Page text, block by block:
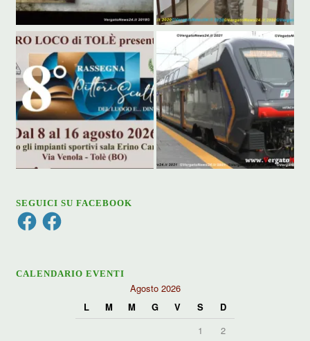
SEGUICI SU FACEBOOK
FacebookFacebook
CALENDARIO EVENTI
Agosto 2026
L
M M G V S
D
1
2